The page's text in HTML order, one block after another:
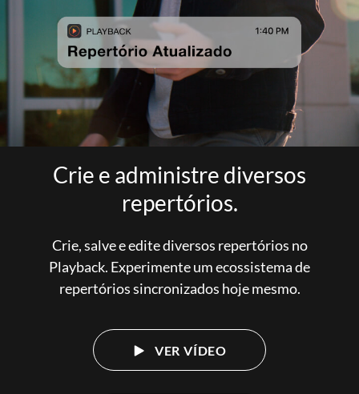
Crie e administre diversos
repertórios.
Crie, salve e edite diversos repertórios no
Playback. Experimente um ecossistema de
repertórios sincronizados hoje mesmo.
VER VÍDEO